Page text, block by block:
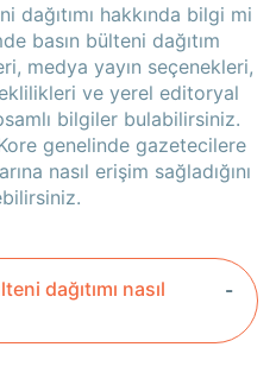
dağıtımı hakkında bilgi mi
basın bülteni dağıtım
medya yayın seçenekleri,
ve yerel editoryal
bilgiler bulabilirsiniz.
genelinde gazetecilere
nasıl erişim sağladığını
dağıtımı nasıl